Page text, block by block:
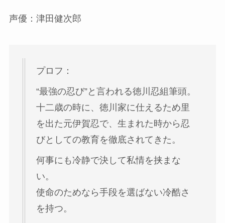
声優：津田健次郎
プロフ：
“最強の忍び”と言われる徳川忍組筆頭。
十二歳の時に、徳川家に仕えるため里
を出た元伊賀忍で、生まれた時から忍
びとしての教育を徹底されてきた。
何事にも冷静で決して私情を挟まな
い。
使命のためなら手段を選ばない冷酷さ
を持つ。